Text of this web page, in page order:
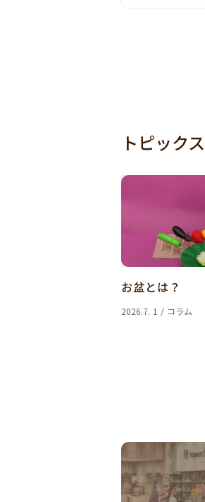
トピックス
お盆とは？
2026.7. 1 / コラム